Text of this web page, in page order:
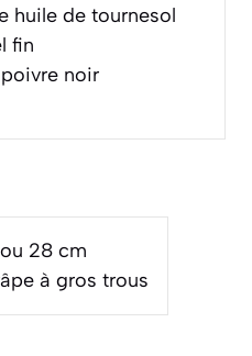
huile de tournesol
fin
noir
28 cm
à gros trous